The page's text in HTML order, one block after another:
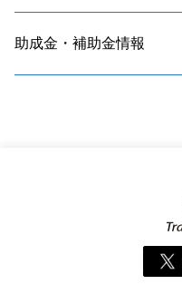
助成金・補助金情報